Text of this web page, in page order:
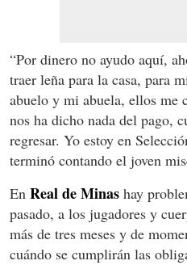
“Por dinero no ayudo aquí,
traer leña para la casa, para
abuelo y mi abuela, ellos me
nos ha dicho nada del pago,
regresar. Yo estoy en
terminó contando el joven
En Real de Minas hay
pasado, a los jugadores y
más de tres meses y de
cuándo se cumplirán las